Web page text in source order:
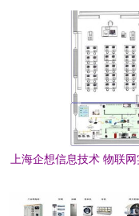
上海企想信息技术 物联